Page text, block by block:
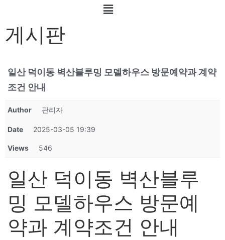
게시판
일산 덕이동 벽산블루밍 모델하우스 방문예약과 계약
조건 안내
Author 관리자
Date 2025-03-05 19:39
Views 546
일산 덕이동 벽산블루
밍 모델하우스 방문예
약과 계약조건 안내